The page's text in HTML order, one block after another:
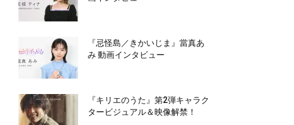
『忌怪島／きかいじま』當真あ
み 動画インタビュー
『キリエのうた』第2弾キャラク
タービジュアル＆映像解禁！